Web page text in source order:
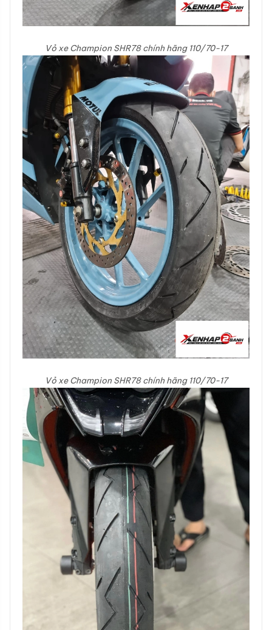
Vỏ xe Champion SHR78 chính hãng 110/70-17
Vỏ xe Champion SHR78 chính hãng 110/70-17